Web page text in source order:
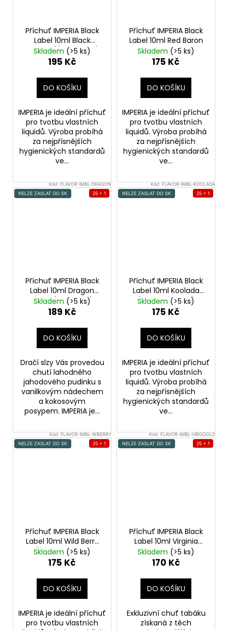
Příchuť IMPERIA Black
Label 10ml Black
Pepper (Černý pepř)
Skladem (>5 ks)
195 Kč
DO KOŠÍKU
IMPERIA je ideální příchuť
pro tvotbu vlastních
liquidů. Výroba probíhá
za nejpřísnějších
hygienických standardů
ve...
Příchuť IMPERIA Black
Label 10ml Red Baron
Skladem (>5 ks)
175 Kč
DO KOŠÍKU
IMPERIA je ideální příchuť
pro tvotbu vlastních
liquidů. Výroba probíhá
za nejpřísnějších
hygienických standardů
ve...
Kód:FLAVOR-IMBL-DRAGON
NELZE ZASLAT DO SK
25 + 1
Příchuť IMPERIA Black
Label 10ml Dragon
Tears (Dračí slzy)
Skladem (>5 ks)
189 Kč
DO KOŠÍKU
Dračí slzy Vás provedou
chutí lahodného
jahodového pudinku s
vanilkovým nádechem
a kokosovým
posypem. IMPERIA je...
Kód:FLAVOR-IMBL-KOOLADA
NELZE ZASLAT DO SK
25 + 1
Příchuť IMPERIA Black
Label 10ml Koolada
(Chladivá chuť)
Skladem (>5 ks)
175 Kč
DO KOŠÍKU
IMPERIA je ideální příchuť
pro tvotbu vlastních
liquidů. Výroba probíhá
za nejpřísnějších
hygienických standardů
ve...
Kód: FLAVOR-IMBL-WBERRY
NELZE ZASLAT DO SK
25 + 1
Příchuť IMPERIA Black
Label 10ml Wild Berry
(Šťavnatá Lesní
Jahoda)
Skladem (>5 ks)
175 Kč
DO KOŠÍKU
IMPERIA je ideální příchuť
pro tvotbu vlastních
Kód: FLAVOR-IMBL-VIRGGOLD
NELZE ZASLAT DO SK
25 + 1
Příchuť IMPERIA Black
Label 10ml Virginia
Gold
Skladem (>5 ks)
170 Kč
DO KOŠÍKU
Exkluzivní chuť tabáku
získaná z těch